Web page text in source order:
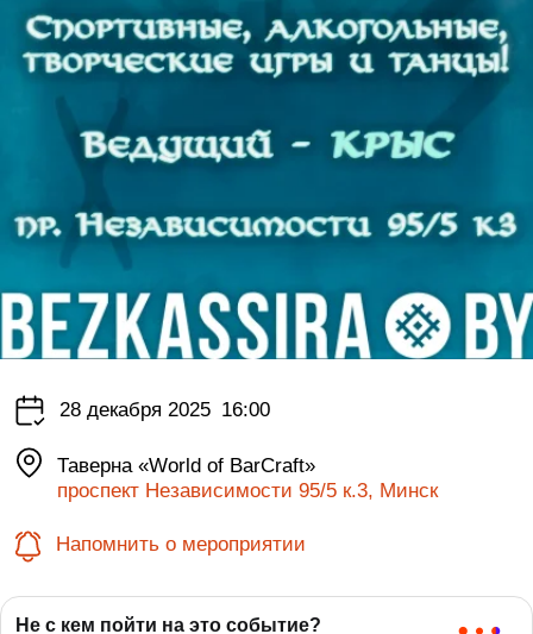
28 декабря 2025 16:00
Таверна «World of BarCraft»
проспект Независимости 95/5 к.3, Минск
Напомнить о мероприятии